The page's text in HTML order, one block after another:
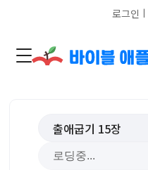
로그인 ㅣ
출애굽기 15장